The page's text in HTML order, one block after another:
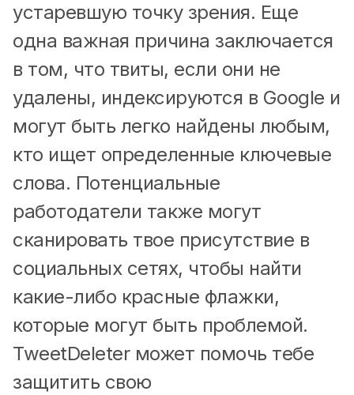
устаревшую точку зрения. Еще
одна важная причина заключается
в том, что твиты, если они не
удалены, индексируются в Google и
могут быть легко найдены любым,
кто ищет определенные ключевые
слова. Потенциальные
работодатели также могут
сканировать твое присутствие в
социальных сетях, чтобы найти
какие-либо красные флажки,
которые могут быть проблемой.
TweetDeleter может помочь тебе
защитить свою